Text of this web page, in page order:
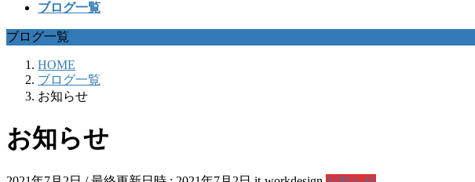
ブログ一覧
ブログ一覧
HOME
ブログ一覧
お知らせ
お知らせ